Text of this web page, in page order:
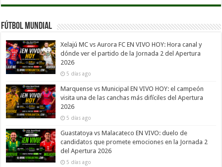
Fútbol Mundial
Xelajú MC vs Aurora FC EN VIVO HOY: Hora canal y
dónde ver el partido de la Jornada 2 del Apertura
2026
5 días ago
Marquense vs Municipal EN VIVO HOY: el campeón
visita una de las canchas más difíciles del Apertura
2026
5 días ago
Guastatoya vs Malacateco EN VIVO: duelo de
candidatos que promete emociones en la Jornada 2
del Apertura 2026
5 días ago